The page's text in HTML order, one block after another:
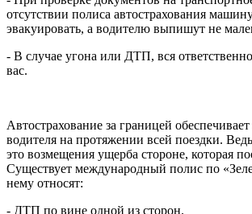
отсутствии полиса автострахования
эвакуировать, а водителю выпишут не
- В случае угона или ДТП, вся
вас.
Автострахование за границей
водителя на протяжении всей поездки.
это возмещения ущерба стороне, которая
Существует международный полис по
нему относят:
- ДТП по вине одной из сторон.